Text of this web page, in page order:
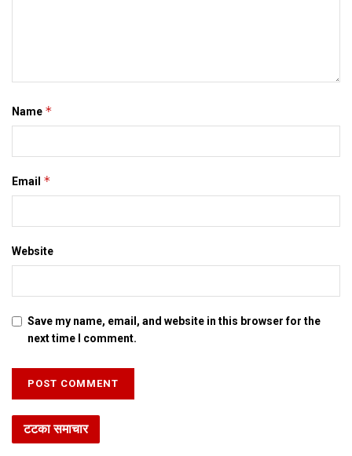
Name *
Email *
Website
Save my name, email, and website in this browser for the
next time I comment.
टटका समाचार